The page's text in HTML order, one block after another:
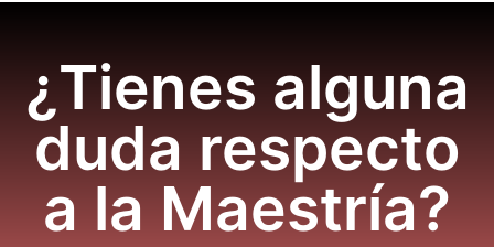
¿Tienes alguna
duda respecto
a la Maestría?